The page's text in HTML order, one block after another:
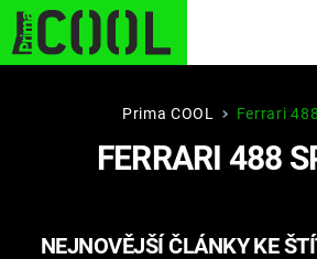
STARHOUSE BUFFY,
PLNEJ KOTEL AVENGERS 5
Prima COOL Ferrari
FERRARI 488
NEJNOVĚJŠÍ ČLÁNKY KE